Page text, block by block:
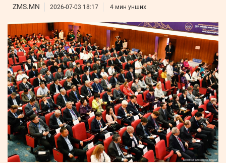
Бүртгүүлэх
Нэвтрэх
Бизнес
Leaderships
forum
ФОТО
УРЛАГ
ТӨВ
ZUUNII
MEDEE
WEEKLY
ZMS.MN 2026-07-03 18:17 4 мин унших